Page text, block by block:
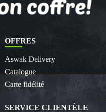
OFFRES
Aswak Delivery
Catalogue
Carte fidélité
SERVICE CLIENTÈLE